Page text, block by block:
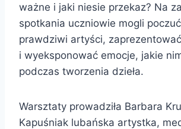
ważne i jaki niesie przekaz? Na
spotkania uczniowie mogli
prawdziwi artyści,
i wyeksponować emocje, jakie
podczas tworzenia dzieła.
Warsztaty prowadziła Barbara
Kapuśniak lubańska artystka,